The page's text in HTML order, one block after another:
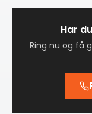
Har
Ring nu og få